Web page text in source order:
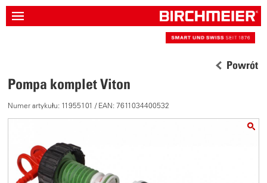
Powrót
Pompa komplet Viton
Numer artykułu: 11955101 / EAN: 7611034400532